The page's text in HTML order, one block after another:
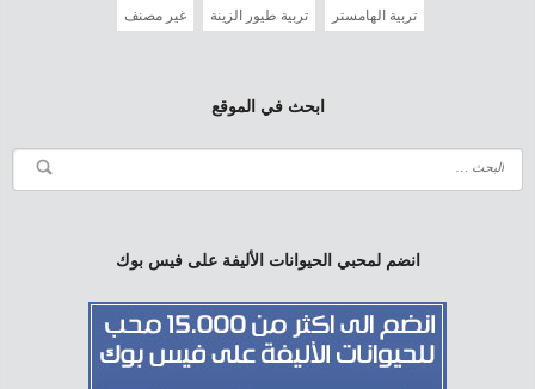
تربية الهامستر تربية طيور الزينة غير مصنف
ابحث في الموقع
انضم لمحبي الحيوانات الأليفة على فيس بوك